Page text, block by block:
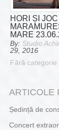
HORI ȘI
MARE
By: Studio
29, 2016
Fără categorie
ARTICOLE
Ședință de
Concert